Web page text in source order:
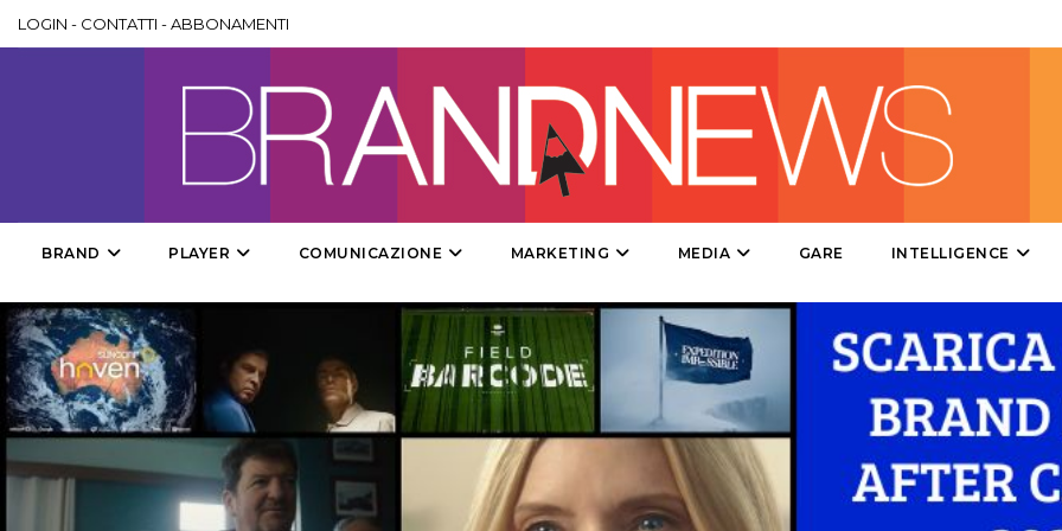
STRATEGIE
CINEMA
DIGITALE
EDITORIA
RADIO / AUDIO
TV
LOGIN - CONTATTI -ABBONAMENTI
BRAND PLAYER COMUNICAZIONE MARKETING MEDIA GARE INTELLIGENCE